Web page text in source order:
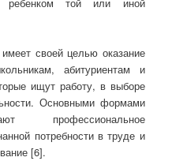
ребенком той или иной
своей целью оказание
абитуриентам и
ищут работу, в выборе
Основными формами
профессиональное
потребности в труде и
[6].